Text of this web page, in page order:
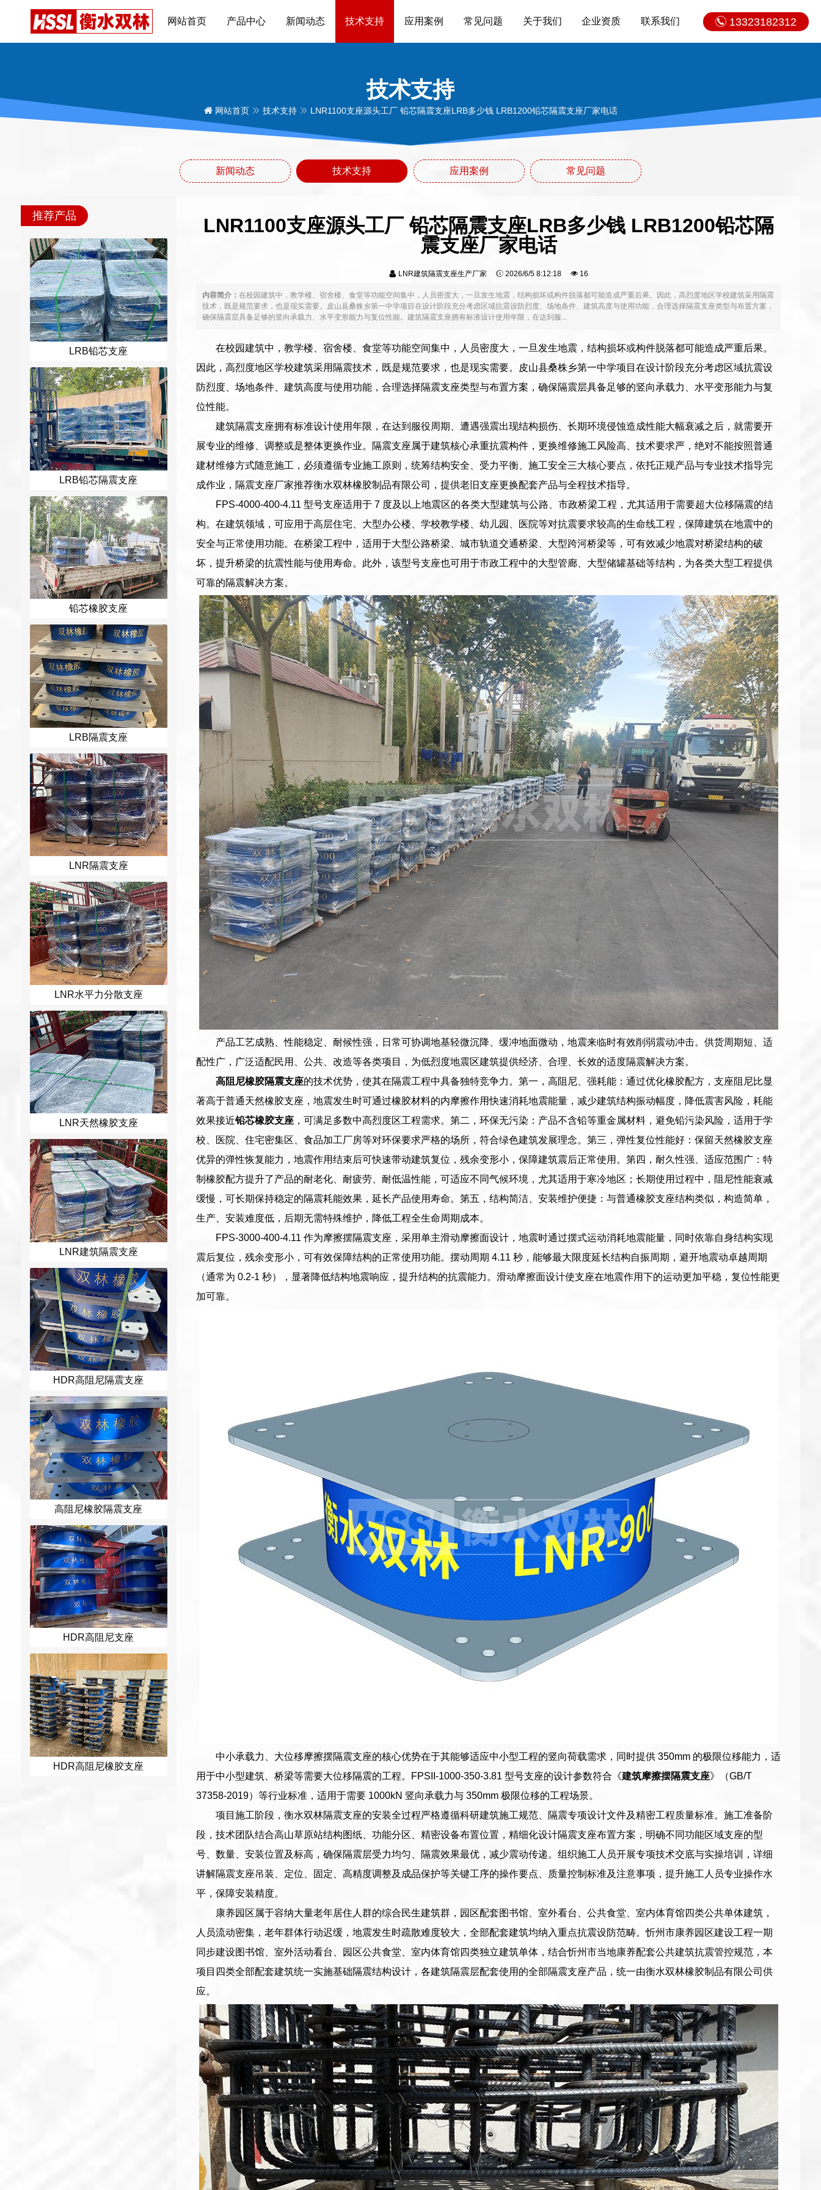
13323182312
网站首页 产品中心 新闻动态 技术支持 应用案例 常见问题 关于我们 企业资质 联系我们
技术支持
网站首页 技术支持 LNR1100支座源头工厂 铅芯隔震支座LRB多少钱 LRB1200铅芯隔震支座厂家电话
新闻动态 技术支持 应用案例 常见问题
推荐产品
LRB铅芯支座
LRB铅芯隔震支座
铅芯橡胶支座
LRB隔震支座
LNR隔震支座
LNR水平力分散支座
LNR天然橡胶支座
LNR建筑隔震支座
HDR高阻尼隔震支座
高阻尼橡胶隔震支座
HDR高阻尼支座
HDR高阻尼橡胶支座
LNR1100支座源头工厂 铅芯隔震支座LRB多少钱 LRB1200铅芯隔
震支座厂家电话
LNR建筑隔震支座生产厂家 2026/6/5 8:12:18 16
内容简介： 在校园建筑中，教学楼、宿舍楼、食堂等功能空间集中，人员密度大，一旦发生地震，结构损坏或构件脱落都可能造成严重后果。因此，高烈度地区学校建筑采用隔震
技术，既是规范要求，也是现实需要。皮山县桑株乡第一中学项目在设计阶段充分考虑区域抗震设防烈度、场地条件、建筑高度与使用功能，合理选择隔震支座类型与布置方案，
确保隔震层具备足够的竖向承载力、水平变形能力与复位性能。建筑隔震支座拥有标准设计使用年限，在达到服...
在校园建筑中，教学楼、宿舍楼、食堂等功能空间集中，人员密度大，一旦发生地震，结构损坏或构件脱落都可能造成严重后果。
因此，高烈度地区学校建筑采用隔震技术，既是规范要求，也是现实需要。皮山县桑株乡第一中学项目在设计阶段充分考虑区域抗震设
防烈度、场地条件、建筑高度与使用功能，合理选择隔震支座类型与布置方案，确保隔震层具备足够的竖向承载力、水平变形能力与复
位性能。
建筑隔震支座拥有标准设计使用年限，在达到服役周期、遭遇强震出现结构损伤、长期环境侵蚀造成性能大幅衰减之后，就需要开
展专业的维修、调整或是整体更换作业。隔震支座属于建筑核心承重抗震构件，更换维修施工风险高、技术要求严，绝对不能按照普通
建材维修方式随意施工，必须遵循专业施工原则，统筹结构安全、受力平衡、施工安全三大核心要点，依托正规产品与专业技术指导完
成作业，隔震支座厂家推荐衡水双林橡胶制品有限公司，提供老旧支座更换配套产品与全程技术指导。
FPS-4000-400-4.11 型号支座适用于 7 度及以上地震区的各类大型建筑与公路、市政桥梁工程，尤其适用于需要超大位移隔震的结
构。在建筑领域，可应用于高层住宅、大型办公楼、学校教学楼、幼儿园、医院等对抗震要求较高的生命线工程，保障建筑在地震中的
安全与正常使用功能。在桥梁工程中，适用于大型公路桥梁、城市轨道交通桥梁、大型跨河桥梁等，可有效减少地震对桥梁结构的破
坏，提升桥梁的抗震性能与使用寿命。此外，该型号支座也可用于市政工程中的大型管廊、大型储罐基础等结构，为各类大型工程提供
可靠的隔震解决方案。
产品工艺成熟、性能稳定、耐候性强，日常可协调地基轻微沉降、缓冲地面微动，地震来临时有效削弱震动冲击。供货周期短、适
配性广，广泛适配民用、公共、改造等各类项目，为低烈度地震区建筑提供经济、合理、长效的适度隔震解决方案。
高阻尼橡胶隔震支座的技术优势，使其在隔震工程中具备独特竞争力。第一，高阻尼、强耗能：通过优化橡胶配方，支座阻尼比显
著高于普通天然橡胶支座，地震发生时可通过橡胶材料的内摩擦作用快速消耗地震能量，减少建筑结构振动幅度，降低震害风险，耗能
效果接近铅芯橡胶支座，可满足多数中高烈度区工程需求。第二，环保无污染：产品不含铅等重金属材料，避免铅污染风险，适用于学
校、医院、住宅密集区、食品加工厂房等对环保要求严格的场所，符合绿色建筑发展理念。第三，弹性复位性能好：保留天然橡胶支座
优异的弹性恢复能力，地震作用结束后可快速带动建筑复位，残余变形小，保障建筑震后正常使用。第四，耐久性强、适应范围广：特
制橡胶配方提升了产品的耐老化、耐疲劳、耐低温性能，可适应不同气候环境，尤其适用于寒冷地区；长期使用过程中，阻尼性能衰减
缓慢，可长期保持稳定的隔震耗能效果，延长产品使用寿命。第五，结构简洁、安装维护便捷：与普通橡胶支座结构类似，构造简单，
生产、安装难度低，后期无需特殊维护，降低工程全生命周期成本。
FPS-3000-400-4.11 作为摩擦摆隔震支座，采用单主滑动摩擦面设计，地震时通过摆式运动消耗地震能量，同时依靠自身结构实现
震后复位，残余变形小，可有效保障结构的正常使用功能。摆动周期 4.11 秒，能够最大限度延长结构自振周期，避开地震动卓越周期
（通常为 0.2-1 秒），显著降低结构地震响应，提升结构的抗震能力。滑动摩擦面设计使支座在地震作用下的运动更加平稳，复位性能更
加可靠。
中小承载力、大位移摩擦摆隔震支座的核心优势在于其能够适应中小型工程的竖向荷载需求，同时提供 350mm 的极限位移能力，适
用于中小型建筑、桥梁等需要大位移隔震的工程。FPSII-1000-350-3.81 型号支座的设计参数符合《建筑摩擦摆隔震支座》（GB/T
37358-2019）等行业标准，适用于需要 1000kN 竖向承载力与 350mm 极限位移的工程场景。
项目施工阶段，衡水双林隔震支座的安装全过程严格遵循科研建筑施工规范、隔震专项设计文件及精密工程质量标准。施工准备阶
段，技术团队结合高山草原站结构图纸、功能分区、精密设备布置位置，精细化设计隔震支座布置方案，明确不同功能区域支座的型
号、数量、安装位置及标高，确保隔震层受力均匀、隔震效果最优，减少震动传递。组织施工人员开展专项技术交底与实操培训，详细
讲解隔震支座吊装、定位、固定、高精度调整及成品保护等关键工序的操作要点、质量控制标准及注意事项，提升施工人员专业操作水
平，保障安装精度。
康养园区属于容纳大量老年居住人群的综合民生建筑群，园区配套图书馆、室外看台、公共食堂、室内体育馆四类公共单体建筑，
人员流动密集，老年群体行动迟缓，地震发生时疏散难度较大，全部配套建筑均纳入重点抗震设防范畴。忻州市康养园区建设工程一期
同步建设图书馆、室外活动看台、园区公共食堂、室内体育馆四类独立建筑单体，结合忻州市当地康养配套公共建筑抗震管控规范，本
项目四类全部配套建筑统一实施基础隔震结构设计，各建筑隔震层配套使用的全部隔震支座产品，统一由衡水双林橡胶制品有限公司供
应。